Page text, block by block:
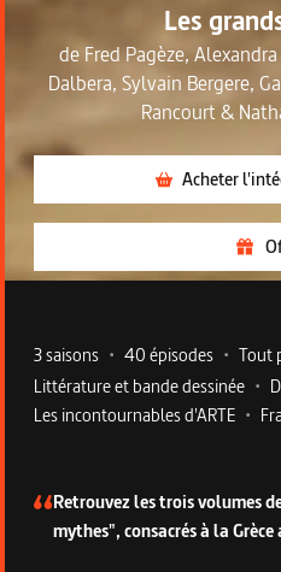
Les
de Fred Pagèze,
Dalbera, Sylvain Bergere,
Rancourt&
Acheter
Metadata du programme
3 saisons • 40 épisodes • Tout
Littérature et bande dessinée •
Les incontournables d'ARTE •
Description de la série
Retrouvez les trois volumes
mythes", consacrés à la